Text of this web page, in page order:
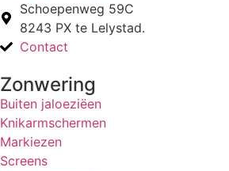
Schoepenweg 59C
8243 PX te Lelystad.
Contact
Zonwering
Buiten jaloeziëen
Knikarmschermen
Markiezen
Screens